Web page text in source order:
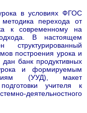
в условиях ФГОС
перехода от
к современному на
В настоящем
структурированный
построения урока и
банк продуктивных
и формируемым
(УУД), макет
учителя к
деятельностного